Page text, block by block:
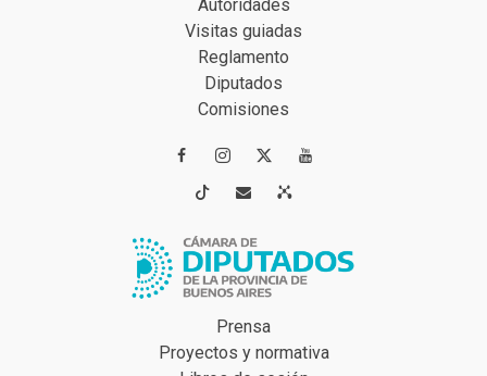
Autoridades
Visitas guiadas
Reglamento
Diputados
Comisiones
 
 
Prensa
Proyectos y normativa